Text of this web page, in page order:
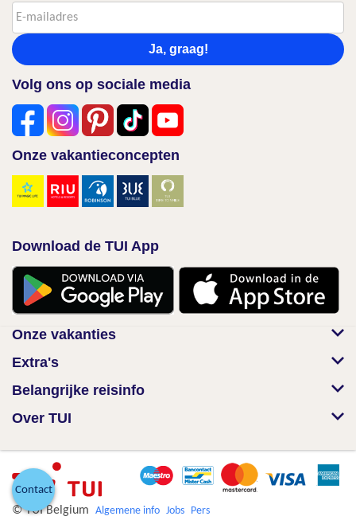
Ja, graag!
Volg ons op sociale media
Onze vakantieconcepten
Download de TUI App
Onze vakanties
Extra's
Belangrijke reisinfo
Over TUI
© TUI Belgium Algemene info Jobs Pers
Contact